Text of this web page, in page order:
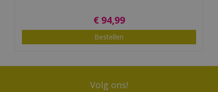
€ 94,99
Bestellen
Volg ons!